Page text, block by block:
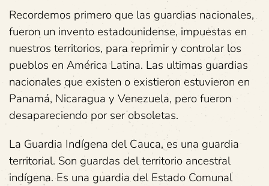
Recordemos primero que las guardias nacionales,
fueron un invento estadounidense, impuestas en
nuestros territorios, para reprimir y controlar los
pueblos en América Latina. Las ultimas guardias
nacionales que existen o existieron estuvieron en
Panamá, Nicaragua y Venezuela, pero fueron
desapareciendo por ser obsoletas.
La Guardia Indígena del Cauca, es una guardia
territorial. Son guardas del territorio ancestral
indígena. Es una guardia del Estado Comunal